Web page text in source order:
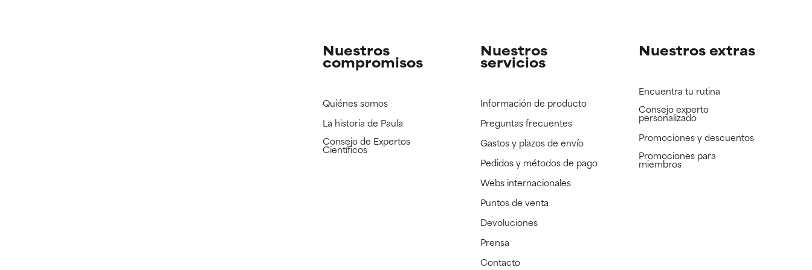
Nuestros
compromisos
Quiénes somos
La historia de Paula
Consejo de Expertos
Científicos
Nuestros
servicios
Información de producto
Preguntas frecuentes
Gastos y plazos de envío
Pedidos y métodos de pago
Webs internacionales
Puntos de venta
Devoluciones
Prensa
Contacto
Nuestros extras
Encuentra tu rutina
Consejo experto
personalizado
Promociones y descuentos​
Promociones para
miembros